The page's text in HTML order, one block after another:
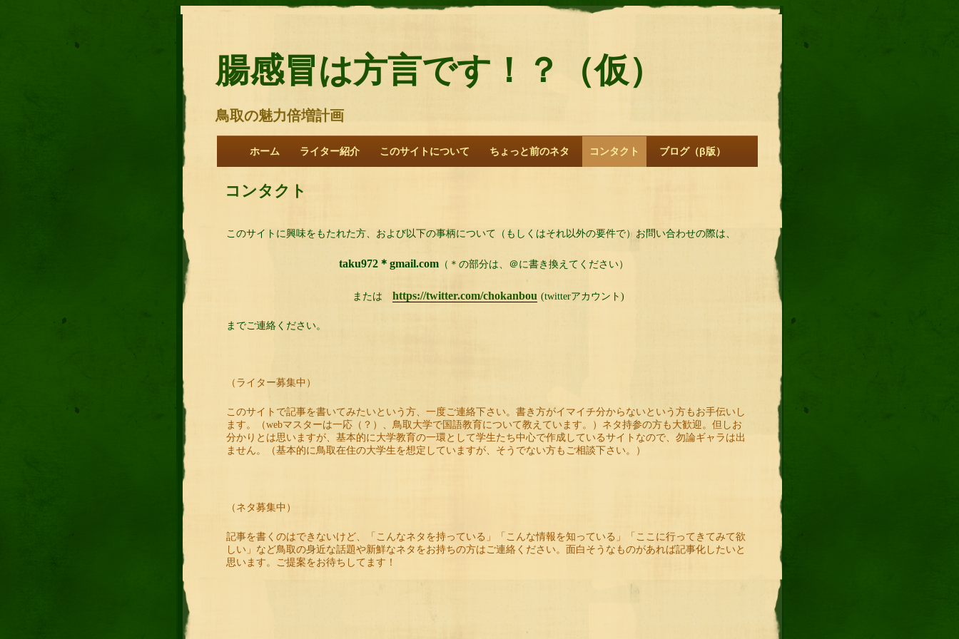
腸感冒は方言です！？（仮）
鳥取の魅力倍増計画
ホーム ライター紹介 このサイトについて ちょっと前のネタ コンタクト ブログ（β版）
コンタクト
このサイトに興味をもたれた方、および以下の事柄について（もしくはそれ以外の要件で）お問い合わせの際は、
taku972＊gmail.com（＊の部分は、＠に書き換えてください）
または https://twitter.com/chokanbou (twitterアカウント)
までご連絡ください。
（ライター募集中）
このサイトで記事を書いてみたいという方、一度ご連絡下さい。書き方がイマイチ分からないという方もお手伝いし
ます。（webマスターは一応（？）、鳥取大学で国語教育について教えています。）ネタ持参の方も大歓迎。但しお
分かりとは思いますが、基本的に大学教育の一環として学生たち中心で作成しているサイトなので、勿論ギャラは出
ません。（基本的に鳥取在住の大学生を想定していますが、そうでない方もご相談下さい。）
（ネタ募集中）
記事を書くのはできないけど、「こんなネタを持っている」「こんな情報を知っている」「ここに行ってきてみて欲
しい」など鳥取の身近な話題や新鮮なネタをお持ちの方はご連絡ください。面白そうなものがあれば記事化したいと
思います。ご提案をお待ちしてます！